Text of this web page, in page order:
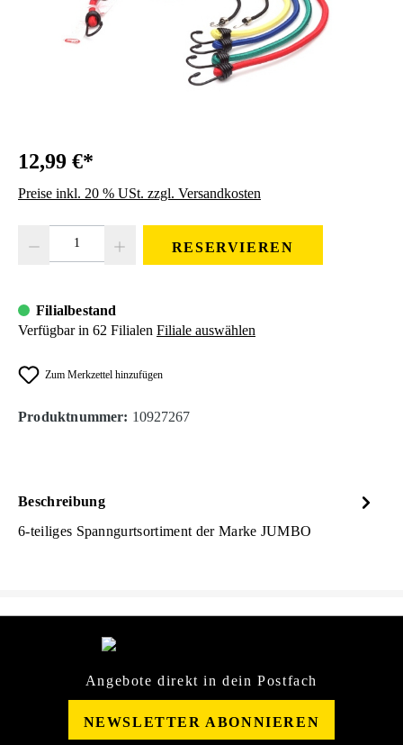
12,99 €*
Preise inkl. 20 % USt. zzgl. Versandkosten
RESERVIEREN
Filialbestand
Verfügbar in 62 Filialen Filiale auswählen
Zum Merkzettel hinzufügen
Produktnummer: 10927267
Beschreibung
6-teiliges Spanngurtsortiment der Marke JUMBO
Angebote direkt in dein Postfach
NEWSLETTER ABONNIEREN